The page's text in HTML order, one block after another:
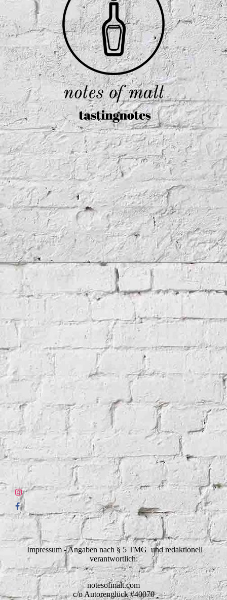
Impressum - Angaben nach § 5 TMG und redaktionell
verantwortlich:
notesofmalt.com
c/o Autorenglück #40070